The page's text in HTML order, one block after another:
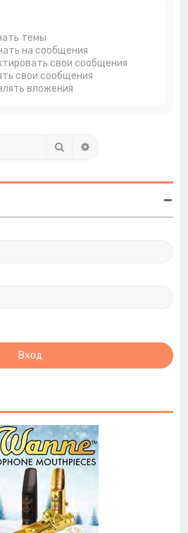
темы
на сообщения
свои сообщения
свои сообщения
вложения
Поиск